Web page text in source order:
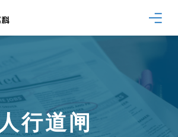
人行道闸